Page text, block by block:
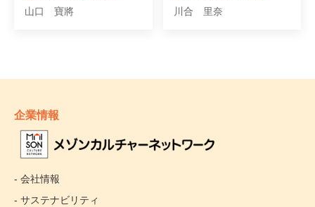
山口 寶將 川合 里奈
企業情報
- 会社情報
- サステナビリティ